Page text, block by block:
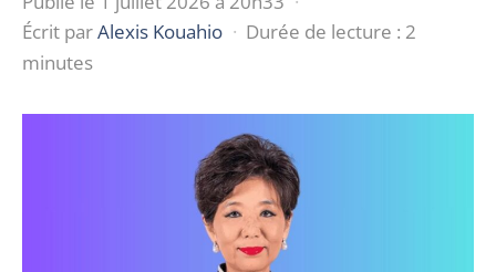
Écrit parAlexis Kouahio · Durée de lecture : 2
minutes